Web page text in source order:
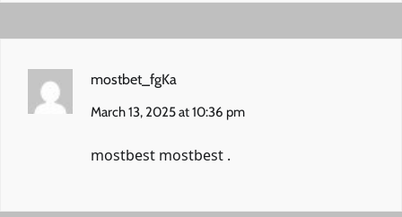
mostbet_fgKa
March 13, 2025 at 10:36 pm
mostbest mostbest .